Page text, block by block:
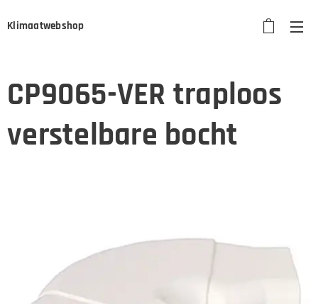
Klimaatwebshop
CP9065-VER traploos
verstelbare bocht